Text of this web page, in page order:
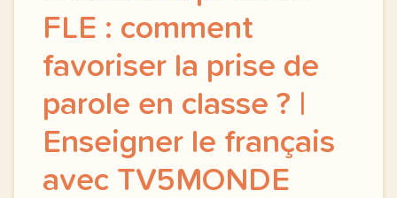
FLE : comment
favoriser la prise de
parole en classe ? |
Enseigner le français
avec TV5MONDE